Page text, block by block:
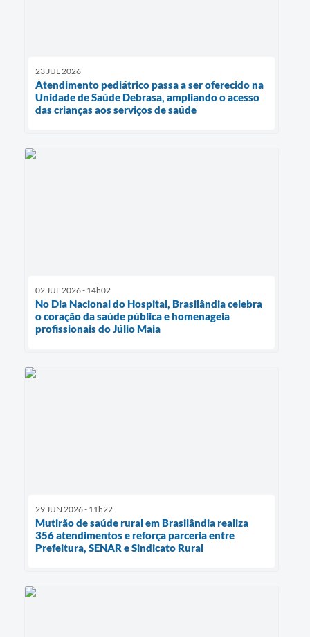
23 JUL 2026
Atendimento pediátrico passa a ser oferecido na
Unidade de Saúde Debrasa, ampliando o acesso
das crianças aos serviços de saúde
02 JUL 2026 - 14h02
No Dia Nacional do Hospital, Brasilândia celebra
o coração da saúde pública e homenageia
profissionais do Júlio Maia
29 JUN 2026 - 11h22
Mutirão de saúde rural em Brasilândia realiza
356 atendimentos e reforça parceria entre
Prefeitura, SENAR e Sindicato Rural